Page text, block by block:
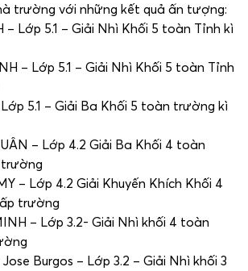
trường với những kết quả ấn tượng:
– Lớp 5.1 – Giải Nhì Khối 5 toàn Tỉnh kì
– Lớp 5.1 – Giải Nhì Khối 5 toàn Tỉnh
5.1 – Giải Ba Khối 5 toàn trường kì
– Lớp 4.2 Giải Ba Khối 4 toàn
– Lớp 4.2 Giải Khuyến Khích Khối 4
trường
– Lớp 3.2- Giải Nhì khối 4 toàn
Burgos – Lớp 3.2 – Giải Nhì khối 3